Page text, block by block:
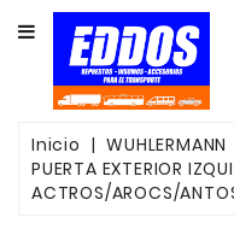
CATEGORY
INSUMOS
PARTES
FILTROS
Inicio WUHLERMANN
PUERTA EXTERIOR
ACTROS/AROCS/